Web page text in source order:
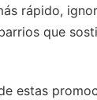
rápido,
que
estas